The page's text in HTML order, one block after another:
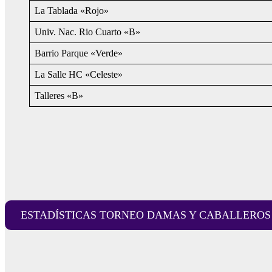
La Tablada «Rojo»
Univ. Nac. Rio Cuarto «B»
Barrio Parque «Verde»
La Salle HC «Celeste»
Talleres «B»
ESTADÍSTICAS TORNEO DAMAS Y